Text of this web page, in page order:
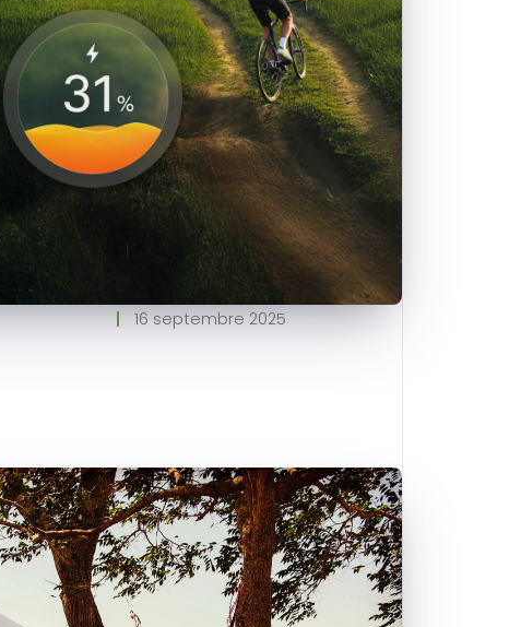
16 septembre 2025